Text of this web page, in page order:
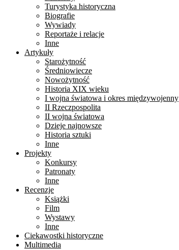
Turystyka historyczna
Biografie
Wywiady
Reportaże i relacje
Inne
Artykuły
Starożytność
Średniowiecze
Nowożytność
Historia XIX wieku
I wojna światowa i okres międzywojenny
II Rzeczpospolita
II wojna światowa
Dzieje najnowsze
Historia sztuki
Inne
Projekty
Konkursy
Patronaty
Inne
Recenzje
Książki
Film
Wystawy
Inne
Ciekawostki historyczne
Multimedia